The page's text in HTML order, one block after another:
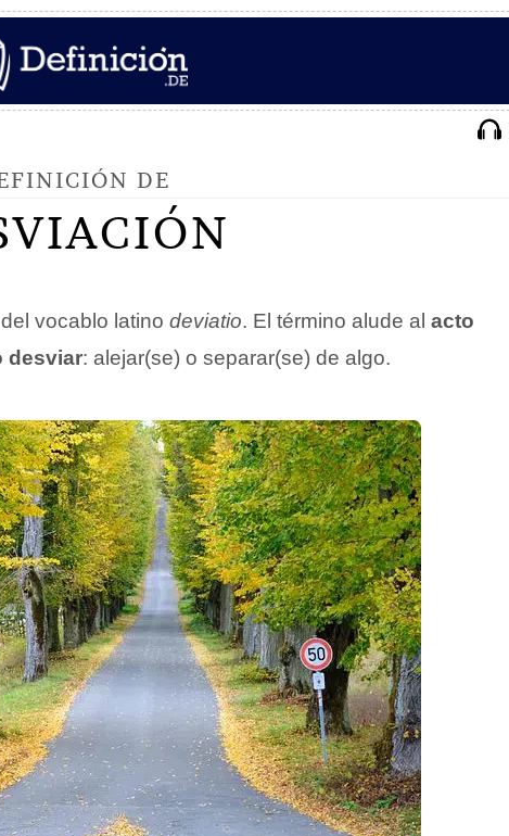
DE
vocablo latino deviatio. El término alude al acto
desviar: alejar(se) o separar(se) de algo.